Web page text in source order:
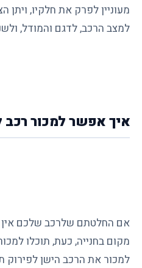
מעוניין לפרק את חלקיו,
למצב הרכב, לדגם והמודל,
איך אפשר למכור רכב
אם החלטתם שלרכב שלכם
מקום בחנייה, כעת, תוכלו
למכור את הרכב הישן לפירוק